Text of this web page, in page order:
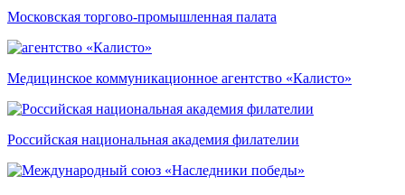
Московская торгово-промышленная палата
Медицинское коммуникационное агентство «Калисто»
Российская национальная академия филателии